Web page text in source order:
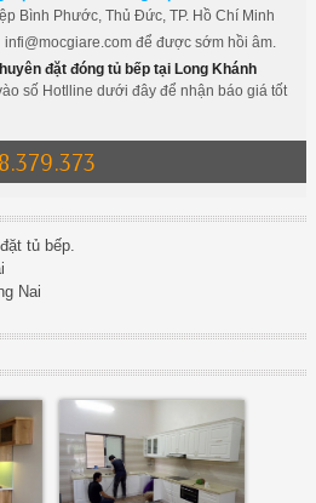
Bình Phước, Thủ Đức, TP. Hồ Chí Minh
để được sớm hồi âm.
đặt đóng tủ bếp tại Long Khánh
số Hotlline dưới đây để nhận báo giá tốt
tủ bếp.
Nai